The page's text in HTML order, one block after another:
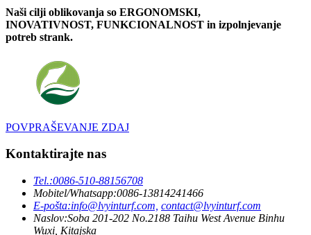
Naši cilji oblikovanja so ERGONOMSKI,
INOVATIVNOST, FUNKCIONALNOST in izpolnjevanje
potreb strank.
POVPRAŠEVANJE ZDAJ
Kontaktirajte nas
Tel.:0086-510-88156708
Mobitel/Whatsapp:0086-13814241466
E-pošta:info@lvyinturf.com, contact@lvyinturf.com
Naslov:Soba 201-202 No.2188 Taihu West Avenue Binhu
Wuxi, Kitajska